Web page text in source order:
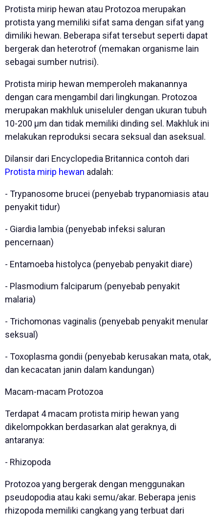
Protista mirip hewan atau Protozoa merupakan
protista yang memiliki sifat sama dengan sifat yang
dimiliki hewan. Beberapa sifat tersebut seperti dapat
bergerak dan heterotrof (memakan organisme lain
sebagai sumber nutrisi).
Protista mirip hewan memperoleh makanannya
dengan cara mengambil dari lingkungan. Protozoa
merupakan makhluk uniseluler dengan ukuran tubuh
10-200 µm dan tidak memiliki dinding sel. Makhluk ini
melakukan reproduksi secara seksual dan aseksual.
Dilansir dari Encyclopedia Britannica contoh dari
Protista mirip hewan adalah:
- Trypanosome brucei (penyebab trypanomiasis atau
penyakit tidur)
- Giardia lambia (penyebab infeksi saluran
pencernaan)
- Entamoeba histolyca (penyebab penyakit diare)
- Plasmodium falciparum (penyebab penyakit
malaria)
- Trichomonas vaginalis (penyebab penyakit menular
seksual)
- Toxoplasma gondii (penyebab kerusakan mata, otak,
dan kecacatan janin dalam kandungan)
Macam-macam Protozoa
Terdapat 4 macam protista mirip hewan yang
dikelompokkan berdasarkan alat geraknya, di
antaranya:
- Rhizopoda
Protozoa yang bergerak dengan menggunakan
pseudopodia atau kaki semu/akar. Beberapa jenis
rhizopoda memiliki cangkang yang terbuat dari